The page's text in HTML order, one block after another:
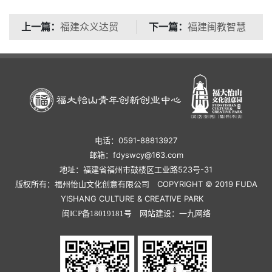
上一篇： 福建众义达贸
102）
下一篇： 福建闽教智慧
107）
电话：0591-88813927
邮箱：fdyswcy@163.com
地址：福建省福州市鼓楼区工业路523号-31
版权所有：福州怡山文化创意有限公司 COPYRIGHT © 2019 FUDA
YISHANG CULTURE & CREATIVE PARK
闽ICP备18019181号 网站建设： 一九网络